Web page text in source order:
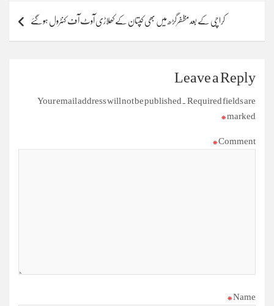
کراچی کے بعد مظفرگڑھ میں بھی کپتان کے کھلاڑی آوٹ آف کنٹرول ہوگئے
Leave a Reply
Your email address will not be published. Required fields are
marked
*
Comment
*
Name
*